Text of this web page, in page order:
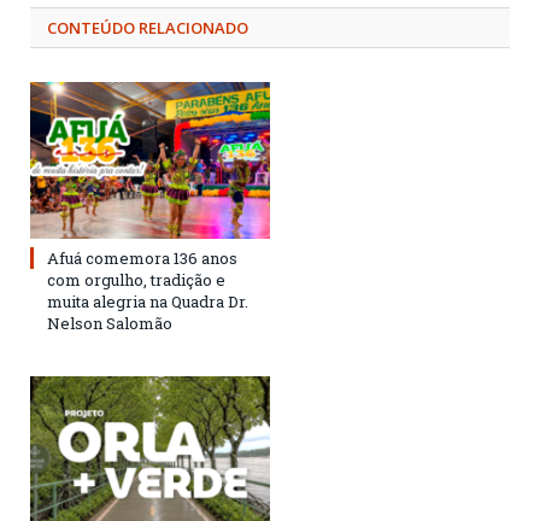
CONTEÚDO RELACIONADO
Afuá comemora 136 anos
com orgulho, tradição e
muita alegria na Quadra Dr.
Nelson Salomão